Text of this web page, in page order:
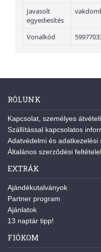
Javasolt
egyediesítés
Vonalkód
RÓLUNK
Kapcsolat, személyes
Szállítással kapcsolatos
Adatvédelmi és adatkezelési
Általános szerződési
EXTRÁK
Ajándékutalványok
Partner program
Ajánlatok
13 naptár tipp!
FIÓKOM